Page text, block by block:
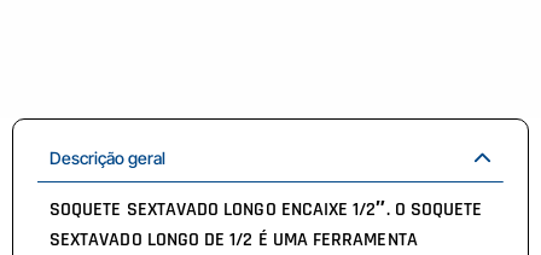
Descrição geral
SOQUETE SEXTAVADO LONGO ENCAIXE 1/2″. O SOQUETE
SEXTAVADO LONGO DE 1/2 É UMA FERRAMENTA